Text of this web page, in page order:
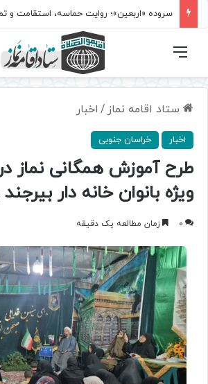
فهرست
ستاد اقامه نماز / اخبار
اخبار خراسان جنوبی
طرح آموزش همگانی نماز
ویژه بانوان خانه دار
0 زمان مطالعه یک دقیقه